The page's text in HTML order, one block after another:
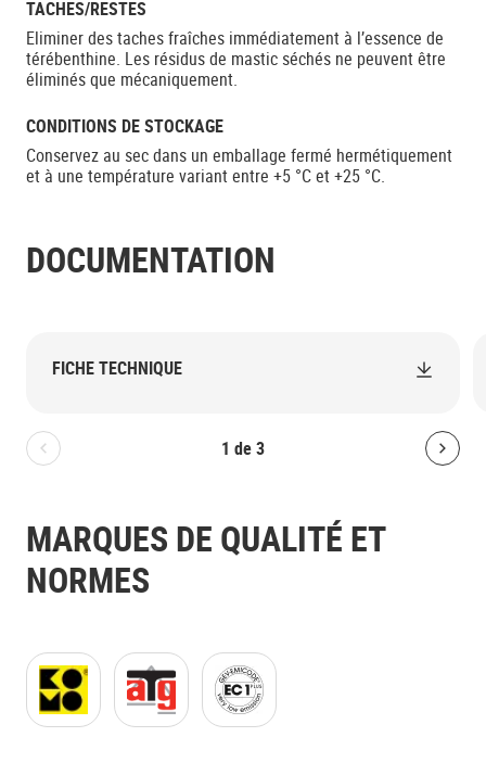
TACHES/RESTES
Eliminer des taches fraîches immédiatement à l’essence de
térébenthine. Les résidus de mastic séchés ne peuvent être
éliminés que mécaniquement.
CONDITIONS DE STOCKAGE
Conservez au sec dans un emballage fermé hermétiquement
et à une température variant entre +5 °C et +25 °C.
DOCUMENTATION
1 de3
Bolton.General.PreviousSlide
FICHE TECHNIQUE
MARQUES DE QUALITÉ ET
NORMES
KOMO Logo JPG.jpg
ATG GIF.gif